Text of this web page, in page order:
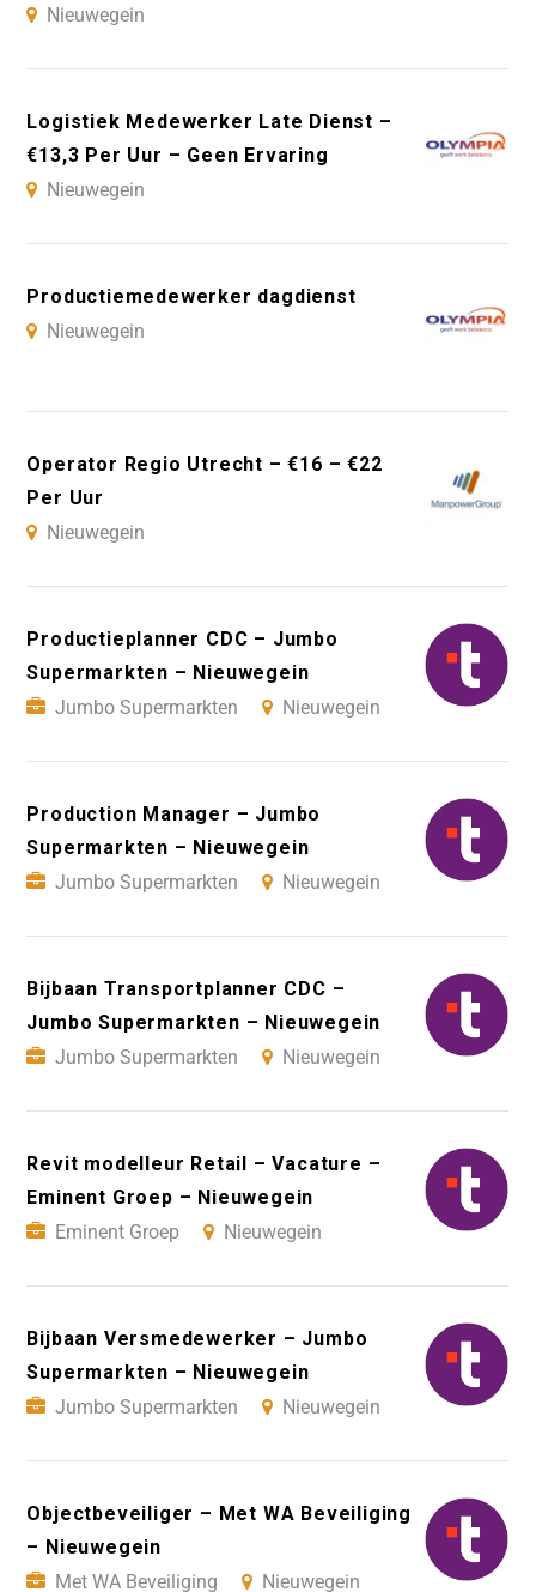
Nieuwegein
Logistiek Medewerker Late Dienst –
€13,3 Per Uur – Geen Ervaring
Nieuwegein
Productiemedewerker dagdienst
Nieuwegein
Operator Regio Utrecht – €16 – €22
Per Uur
Nieuwegein
Productieplanner CDC – Jumbo
Supermarkten – Nieuwegein
Jumbo Supermarkten
Nieuwegein
Production Manager – Jumbo
Supermarkten – Nieuwegein
Jumbo Supermarkten
Nieuwegein
Bijbaan Transportplanner CDC –
Jumbo Supermarkten – Nieuwegein
Jumbo Supermarkten
Nieuwegein
Revit modelleur Retail – Vacature –
Eminent Groep – Nieuwegein
Eminent Groep
Nieuwegein
Bijbaan Versmedewerker – Jumbo
Supermarkten – Nieuwegein
Jumbo Supermarkten
Nieuwegein
Objectbeveiliger – Met WA Beveiliging
– Nieuwegein
Met WA Beveiliging
Nieuwegein